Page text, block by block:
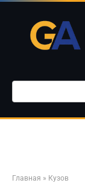
Перейти
контенту
Поиск:
Главная » Кузов